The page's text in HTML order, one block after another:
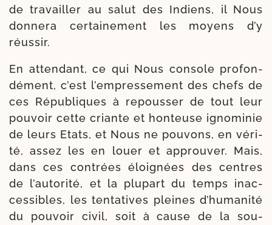
de tra­vailler au salut des Indiens, il Nous
don­ne­ra cer­tainement les moyens d’y
réussir.
En atten­dant, ce qui Nous console pro­fon­
dé­ment, c’est l’empresse­ment des chefs de
ces Républiques à repous­ser de tout leur
pou­voir cette criante et hon­teuse igno­mi­nie
de leurs Etats, et Nous ne pou­vons, en véri­
té, assez les en louer et approu­ver. Mais,
dans ces contrées éloi­gnées des centres
de l’autorité, et la plu­part du temps inac­
ces­sibles, les ten­ta­tives pleines d’humanité
du pou­voir civil, soit à cause de la sou­